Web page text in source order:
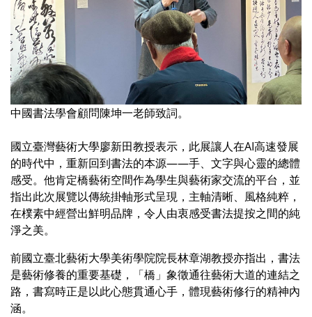
中國書法學會顧問陳坤一老師致詞。
國立臺灣藝術大學廖新田教授表示，此展讓人在AI高速發展
的時代中，重新回到書法的本源——手、文字與心靈的總體
感受。他肯定橋藝術空間作為學生與藝術家交流的平台，並
指出此次展覽以傳統掛軸形式呈現，主軸清晰、風格純粹，
在樸素中經營出鮮明品牌，令人由衷感受書法提按之間的純
淨之美。
前國立臺北藝術大學美術學院院長林章湖教授亦指出，書法
是藝術修養的重要基礎，「橋」象徵通往藝術大道的連結之
路，書寫時正是以此心態貫通心手，體現藝術修行的精神內
涵。